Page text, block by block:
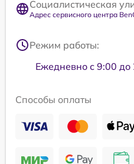
Социалистическая
Адрес сервисного центра
Режим работы:
Ежедневно с 9:00 до
Способы оплаты